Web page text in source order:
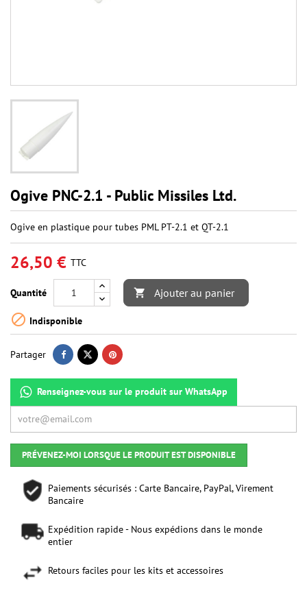
Ogive PNC-2.1 - Public Missiles Ltd.
Ogive en plastique pour tubes PML PT-2.1 et QT-2.1
26,50 € TTC
Quantité  Ajouter au panier
 Indisponible
Partager
Renseignez-vous sur le produit sur WhatsApp
PRÉVENEZ-MOI LORSQUE LE PRODUIT EST DISPONIBLE
Paiements sécurisés : Carte Bancaire, PayPal, Virement
Bancaire
Expédition rapide - Nous expédions dans le monde
entier
Retours faciles pour les kits et accessoires